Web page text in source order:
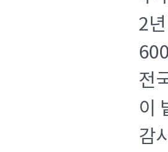
2
전
이
감